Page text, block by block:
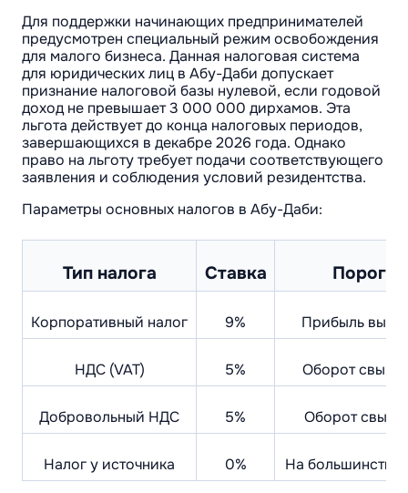
Для поддержки начинающих предпринимателей
предусмотрен специальный режим освобождения
для малого бизнеса. Данная налоговая система
для юридических лиц в Абу-Даби допускает
признание налоговой базы нулевой, если годовой
доход не превышает 3 000 000 дирхамов. Эта
льгота действует до конца налоговых периодов,
завершающихся в декабре 2026 года. Однако
право на льготу требует подачи соответствующего
заявления и соблюдения условий резидентства.
Параметры основных налогов в Абу-Даби:
Тип налога Ставка Порог
Корпоративный налог 9% Прибыль
НДС (VAT) 5% Оборот
Добровольный НДС 5% Оборот
Налог у источника 0% На большинство